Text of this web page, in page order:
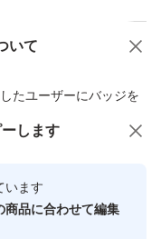
いて
たユーザーにバッジを
なユーザーです
商品への質問
します
います
商品に合わせて編集